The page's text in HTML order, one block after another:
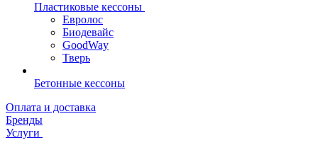
Пластиковые кессоны
Евролос
Биодевайс
GoodWay
Тверь
Бетонные кессоны
Оплата и доставка
Бренды
Услуги